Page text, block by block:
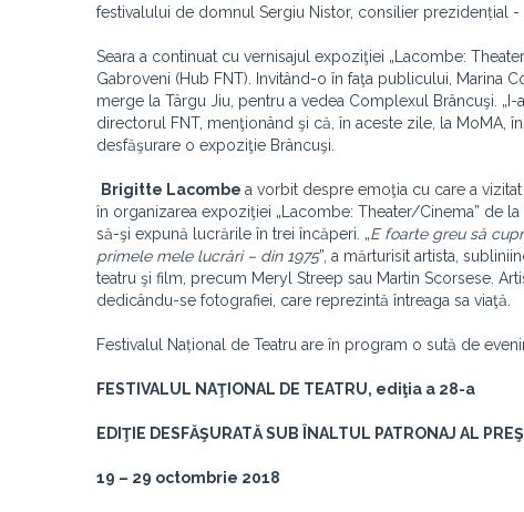
festivalului de domnul Sergiu Nistor, consilier prezidențial -
Seara a continuat cu vernisajul expoziţiei „Lacombe:
Gabroveni (Hub FNT). Invitând-o în faţa publicului, Marina
merge la Târgu Jiu, pentru a vedea Complexul Brâncuşi.
directorul FNT, menţionând şi că, în aceste zile, la MoMA,
desfăşurare o expoziţie Brâncuşi.
Brigitte Lacombe a vorbit despre emoţia cu care a
în organizarea expoziţiei „Lacombe: Theater/Cinema” de
să-şi expună lucrările în trei încăperi. „E foarte greu să
primele mele lucrări – din 1975”, a mărturisit artista,
teatru şi film, precum Meryl Streep sau Martin Scorsese.
dedicându-se fotografiei, care reprezintă întreaga sa viaţă.
Festivalul Național de Teatru are în program o sută de
FESTIVALUL NAŢIONAL DE TEATRU, ediţia a 28-a
EDIŢIE DESFĂŞURATĂ SUB ÎNALTUL PATRONAJ AL
19 – 29 octombrie 2018